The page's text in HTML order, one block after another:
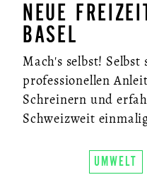
NEUE
BASEL
Mach's selbst!
professionellen
Schreinern und
Schweizweit
UMWELT